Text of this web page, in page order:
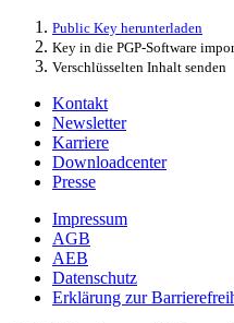
Public Key herunterladen
Key in die PGP-Software
Verschlüsselten Inhalt senden
Kontakt
Newsletter
Karriere
Downloadcenter
Presse
Impressum
AGB
AEB
Datenschutz
Erklärung zur